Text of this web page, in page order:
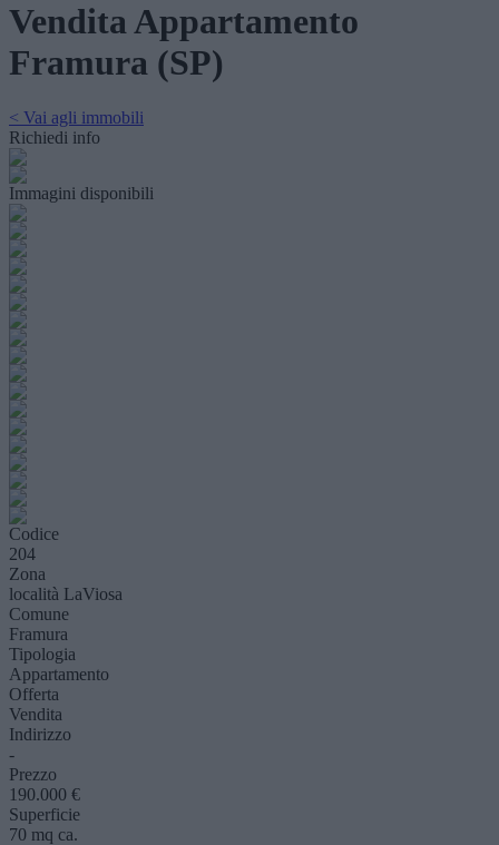
Vendita Appartamento
Framura (SP)
< Vai agli immobili
Richiedi info
Immagini disponibili
Codice
204
Zona
località LaViosa
Comune
Framura
Tipologia
Appartamento
Offerta
Vendita
Indirizzo
-
Prezzo
190.000 €
Superficie
70 mq ca.